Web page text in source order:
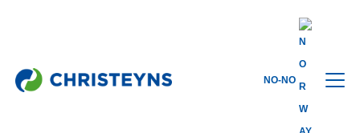
NO-NO
Hjem Våre Industrier Matforedling og Detaljhandel
Konditori